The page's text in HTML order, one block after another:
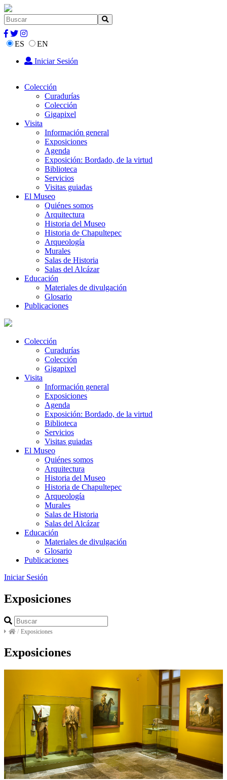
ES
EN
Iniciar Sesión
Colección
Curadurías
Colección
Gigapixel
Visita
Información general
Exposiciones
Agenda
Exposición: Bordado, de la virtud
Biblioteca
Servicios
Visitas guiadas
El Museo
Quiénes somos
Arquitectura
Historia del Museo
Historia de Chapultepec
Arqueología
Murales
Salas de Historia
Salas del Alcázar
Educación
Materiales de divulgación
Glosario
Publicaciones
Colección
Curadurías
Colección
Gigapixel
Visita
Información general
Exposiciones
Agenda
Exposición: Bordado, de la virtud
Biblioteca
Servicios
Visitas guiadas
El Museo
Quiénes somos
Arquitectura
Historia del Museo
Historia de Chapultepec
Arqueología
Murales
Salas de Historia
Salas del Alcázar
Educación
Materiales de divulgación
Glosario
Publicaciones
Iniciar Sesión
Exposiciones
/ Exposiciones
Exposiciones